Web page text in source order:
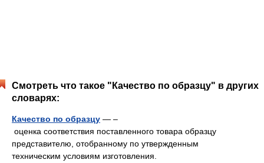
Смотреть что такое "Качество по образцу" в других
словарях:
Качество по образцу — –
оценка соответствия поставленного товара образцу
представителю, отобранному по утвержденным
техническим условиям изготовления.